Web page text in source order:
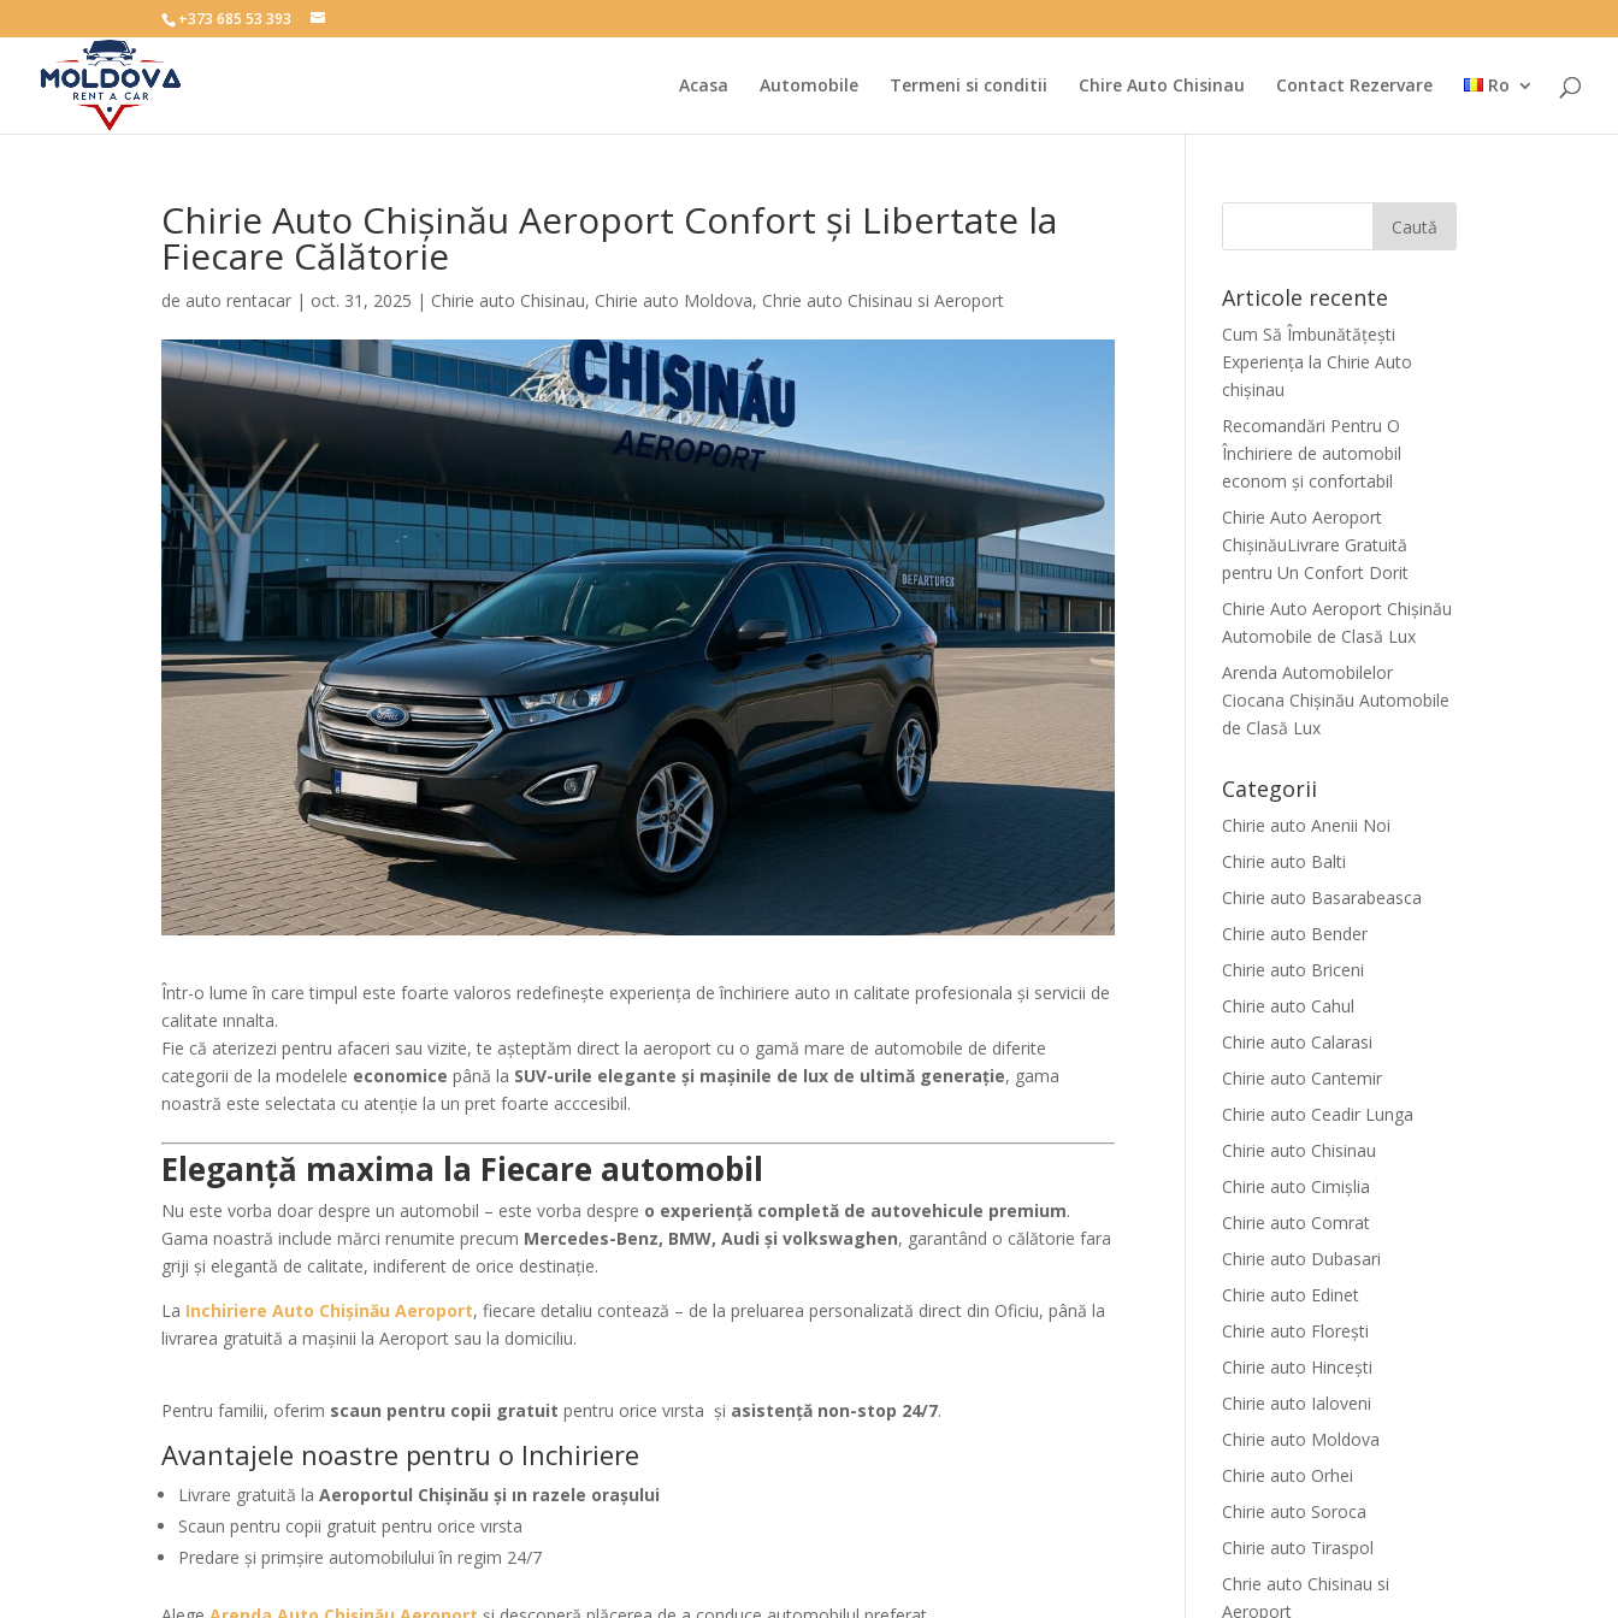
+373 685 53 393
Acasa Automobile Termeni si conditii Chire Auto Chisinau Contact Rezervare Ro
Chirie Auto Chișinău Aeroport Confort și Libertate la
Fiecare Călătorie
de auto rentacar | oct. 31, 2025 | Chirie auto Chisinau, Chirie auto Moldova, Chrie auto Chisinau si Aeroport
Într-o lume în care timpul este foarte valoros redefinește experiența de închiriere auto ın calitate profesionala și servicii de
calitate ınnalta.
Fie că aterizezi pentru afaceri sau vizite, te așteptăm direct la aeroport cu o gamă mare de automobile de diferite
categorii de la modelele economice până la SUV-urile elegante și mașinile de lux de ultimă generație, gama
noastră este selectata cu atenție la un pret foarte acccesibil.
Eleganță maxima la Fiecare automobil
Nu este vorba doar despre un automobil – este vorba despre o experiență completă de autovehicule premium.
Gama noastră include mărci renumite precum Mercedes-Benz, BMW, Audi şi volkswaghen, garantând o călătorie fara
griji și elegantă de calitate, indiferent de orice destinație.
La Inchiriere Auto Chișinău Aeroport, fiecare detaliu contează – de la preluarea personalizată direct din Oficiu, până la
livrarea gratuită a mașinii la Aeroport sau la domiciliu.
Pentru familii, oferim scaun pentru copii gratuit pentru orice vırsta și asistență non-stop 24/7.
Avantajele noastre pentru o Inchiriere
Livrare gratuită laAeroportul Chișinău şi ın razele oraşului
Scaun pentru copii gratuit pentru orice vırsta
Predare și primşire automobilului în regim 24/7
Articole recente
Cum Să Îmbunătățești
Experiența la Chirie Auto
chişinau
Recomandări Pentru O
Închiriere de automobil
econom și confortabil
Chirie Auto Aeroport
ChișinăuLivrare Gratuită
pentru Un Confort Dorit
Chirie Auto Aeroport Chișinău
Automobile de Clasă Lux
Arenda Automobilelor
Ciocana Chișinău Automobile
de Clasă Lux
Categorii
Chirie auto Anenii Noi
Chirie auto Balti
Chirie auto Basarabeasca
Chirie auto Bender
Chirie auto Briceni
Chirie auto Cahul
Chirie auto Calarasi
Chirie auto Cantemir
Chirie auto Ceadir Lunga
Chirie auto Chisinau
Chirie auto Cimișlia
Chirie auto Comrat
Chirie auto Dubasari
Chirie auto Edinet
Chirie auto Florești
Chirie auto Hinceşti
Chirie auto Ialoveni
Chirie auto Moldova
Chirie auto Orhei
Chirie auto Soroca
Chirie auto Tiraspol
Chrie auto Chisinau si
Aeroport